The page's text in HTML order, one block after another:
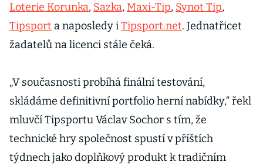
Loterie Korunka, Sazka, Maxi-Tip, Synot Tip,
Tipsport a naposledy iTipsport.net. Jednatřicet
žadatelů na licenci stále čeká.
„V současnosti probíhá finální testování,
skládáme definitivní portfolio herní nabídky,“ řekl
mluvčí Tipsportu Václav Sochor s tím, že
technické hry společnost spustí v příštích
týdnech jako doplňkový produkt k tradičním